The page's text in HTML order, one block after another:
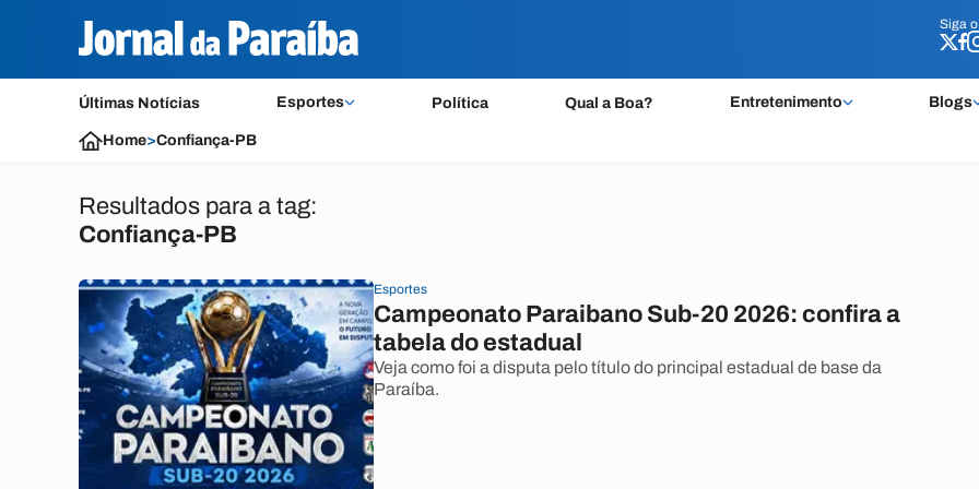
Siga o
Últimas Notícias Esportes Política Qual a Boa? Entretenimento Blogs
Siga o
Home>Confiança-PB
Resultados para a tag:
Confiança-PB
Esportes
Campeonato Paraibano Sub-20 2026: confira a
tabela do estadual
Veja como foi a disputa pelo título do principal estadual de base da
Paraíba.